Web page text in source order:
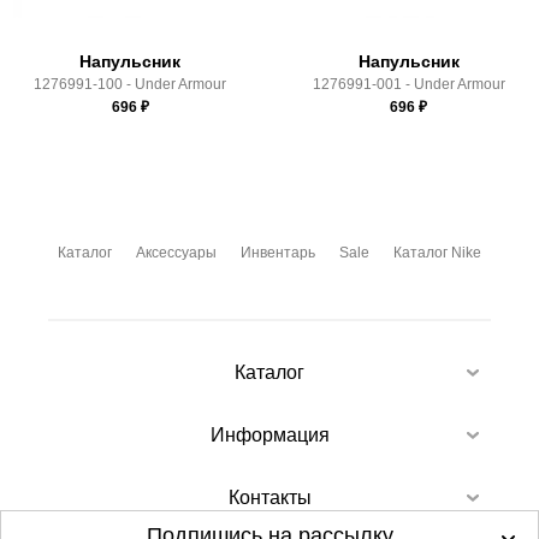
Напульсник
1276991-100 - Under Armour
696₽
Напульсник
1276991-001 - Under Armour
696 ₽
Каталог Аксессуары Инвентарь Sale Каталог Nike
Каталог
Информация
Контакты